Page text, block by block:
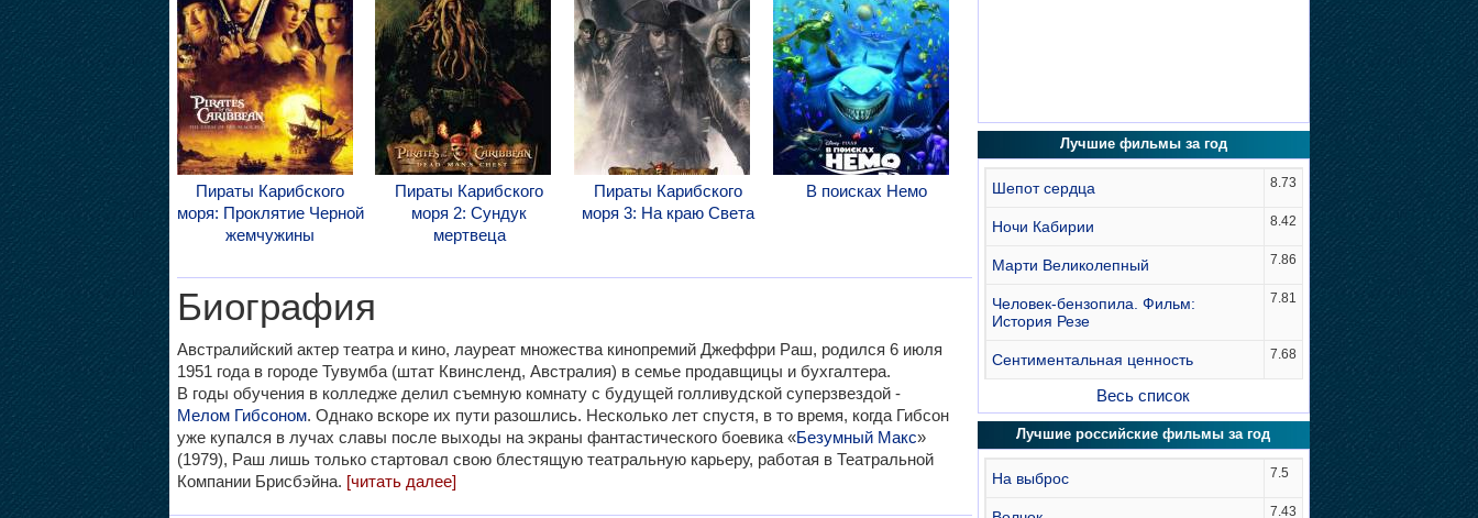
Пираты Карибского
моря: Проклятие Черной
жемчужины
Пираты Карибского
моря 2: Сундук
мертвеца
Пираты Карибского
моря 3: На краю Света
В поисках Немо
Биография
Австралийский актер театра и кино, лауреат множества кинопремий Джеффри Раш, родился 6 июля
1951 года в городе Тувумба (штат Квинсленд, Австралия) в семье продавщицы и бухгалтера.
В годы обучения в колледже делил съемную комнату с будущей голливудской суперзвездой -
Мелом Гибсоном. Однако вскоре их пути разошлись. Несколько лет спустя, в то время, когда Гибсон
уже купался в лучах славы после выходы на экраны фантастического боевика «Безумный Макс»
(1979), Раш лишь только стартовал свою блестящую театральную карьеру, работая в Театральной
Компании Брисбэйна. [читать далее]
Лучшие фильмы за год
Шепот сердца 8.73
Ночи Кабирии 8.42
Марти Великолепный 7.86
Человек-бензопила. Фильм:
История Резе
7.81
Сентиментальная ценность 7.68
Весь список
Лучшие российские фильмы за год
На выброс 7.5
7.43